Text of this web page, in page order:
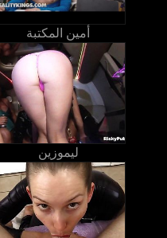
أمين المكتبة
ليموزين